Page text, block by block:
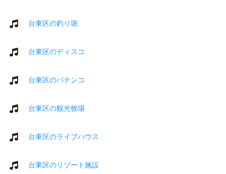
台東区の釣り堀
台東区のディスコ
台東区のパチンコ
台東区の観光牧場
台東区のライブハウス
台東区のリゾート施設